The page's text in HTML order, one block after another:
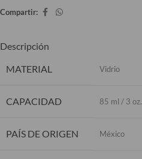
Compartir:
Descripción
MATERIAL
Vidrio
CAPACIDAD 85 ml / 3 oz.
PAÍS DE ORIGEN México